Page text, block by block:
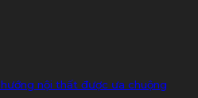
nội thất được ưa chuộng